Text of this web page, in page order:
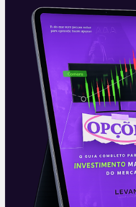
Itaúsa investe na
Em 31 de maio, a Aegea
através de Fato
Equipav, GIC (Fundo
Singapura) e a Itaúsa
Leia mais
01/06/2021